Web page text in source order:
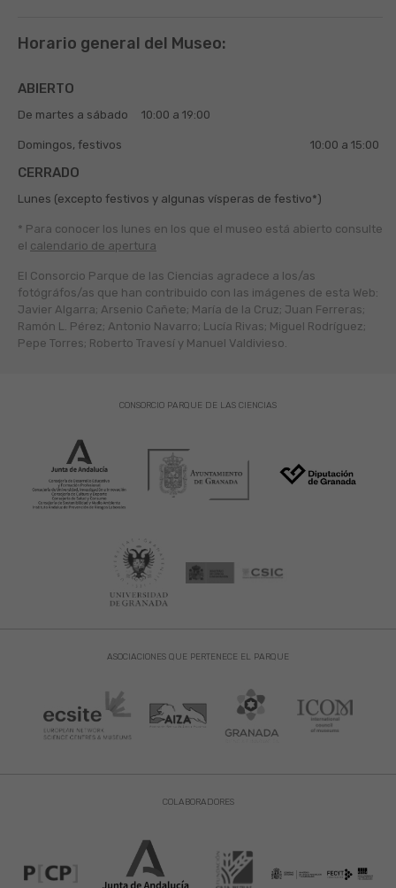
Horario general del Museo:
ABIERTO
De martes a sábado 10:00 a 19:00
Domingos, festivos 10:00 a 15:00
CERRADO
Lunes (excepto festivos y algunas vísperas de festivo*)
* Para conocer los lunes en los que el museo está abierto consulte
el calendario de apertura
El Consorcio Parque de las Ciencias agradece a los/as
fotógráfos/as que han contribuido con las imágenes de esta Web:
Javier Algarra; Arsenio Cañete; María de la Cruz; Juan Ferreras;
Ramón L. Pérez; Antonio Navarro; Lucía Rivas; Miguel Rodríguez;
Pepe Torres; Roberto Travesí y Manuel Valdivieso.
ASOCIACIONES QUE PERTENECE EL PARQUE
CONSORCIO PARQUE DE LAS CIENCIAS
COLABORADORES